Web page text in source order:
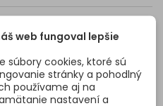
web fungoval lepšie
súbory cookies, ktoré sú
stránky a pohodlný
používame aj na
nastavení a